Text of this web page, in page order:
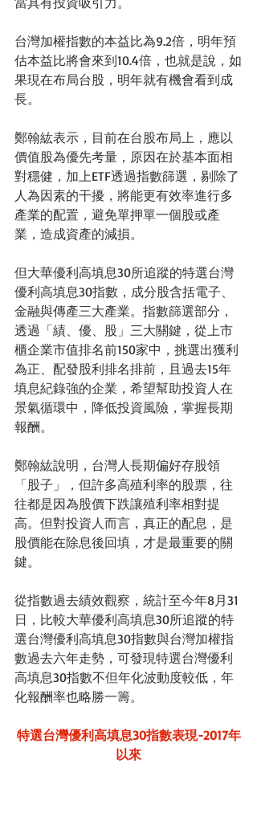
台灣加權指數的本益比為9.2倍，明年預
估本益比將會來到10.4倍，也就是說，如
果現在布局台股，明年就有機會看到成
長。
鄭翰紘表示，目前在台股布局上，應以
價值股為優先考量，原因在於基本面相
對穩健，加上ETF透過指數篩選，剔除了
人為因素的干擾，將能更有效率進行多
產業的配置，避免單押單一個股或產
業，造成資產的減損。
但大華優利高填息30所追蹤的特選台灣
優利高填息30指數，成分股含括電子、
金融與傳產三大產業。指數篩選部分，
透過「績、優、股」三大關鍵，從上市
櫃企業市值排名前150家中，挑選出獲利
為正、配發股利排名排前，且過去15年
填息紀錄強的企業，希望幫助投資人在
景氣循環中，降低投資風險，掌握長期
報酬。
鄭翰紘說明，台灣人長期偏好存股領
「股子」，但許多高殖利率的股票，往
往都是因為股價下跌讓殖利率相對提
高。但對投資人而言，真正的配息，是
股價能在除息後回填，才是最重要的關
鍵。
從指數過去績效觀察，統計至今年8月31
日，比較大華優利高填息30所追蹤的特
選台灣優利高填息30指數與台灣加權指
數過去六年走勢，可發現特選台灣優利
高填息30指數不但年化波動度較低，年
化報酬率也略勝一籌。
特選台灣優利高填息30指數表現-2017年
以來